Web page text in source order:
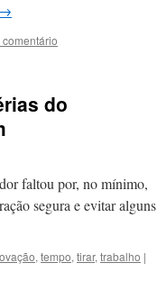
do
faltou por, no mínimo,
segura e evitar alguns
, tempo, tirar, trabalho |